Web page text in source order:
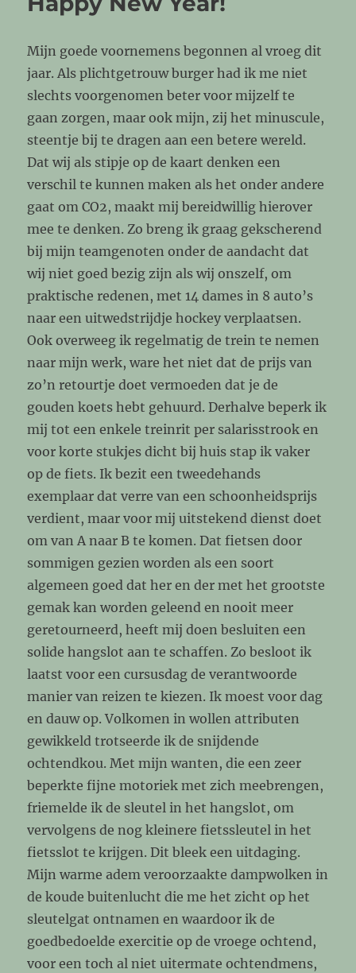
winkels
open……!!
Mijn goede voornemens begonnen al vroeg dit
jaar. Als plichtgetrouw burger had ik me niet
slechts voorgenomen beter voor mijzelf te
gaan zorgen, maar ook mijn, zij het minuscule,
steentje bij te dragen aan een betere wereld.
Dat wij als stipje op de kaart denken een
verschil te kunnen maken als het onder andere
gaat om CO2, maakt mij bereidwillig hierover
mee te denken. Zo breng ik graag gekscherend
bij mijn teamgenoten onder de aandacht dat
wij niet goed bezig zijn als wij onszelf, om
praktische redenen, met 14 dames in 8 auto’s
naar een uitwedstrijdje hockey verplaatsen.
Ook overweeg ik regelmatig de trein te nemen
naar mijn werk, ware het niet dat de prijs van
zo’n retourtje doet vermoeden dat je de
gouden koets hebt gehuurd. Derhalve beperk ik
mij tot een enkele treinrit per salarisstrook en
voor korte stukjes dicht bij huis stap ik vaker
op de fiets. Ik bezit een tweedehands
exemplaar dat verre van een schoonheidsprijs
verdient, maar voor mij uitstekend dienst doet
om van A naar B te komen. Dat fietsen door
sommigen gezien worden als een soort
algemeen goed dat her en der met het grootste
gemak kan worden geleend en nooit meer
geretourneerd, heeft mij doen besluiten een
solide hangslot aan te schaffen. Zo besloot ik
laatst voor een cursusdag de verantwoorde
manier van reizen te kiezen. Ik moest voor dag
en dauw op. Volkomen in wollen attributen
gewikkeld trotseerde ik de snijdende
ochtendkou. Met mijn wanten, die een zeer
beperkte fijne motoriek met zich meebrengen,
friemelde ik de sleutel in het hangslot, om
vervolgens de nog kleinere fietssleutel in het
fietsslot te krijgen. Dit bleek een uitdaging.
Mijn warme adem veroorzaakte dampwolken in
de koude buitenlucht die me het zicht op het
sleutelgat ontnamen en waardoor ik de
goedbedoelde exercitie op de vroege ochtend,
voor een toch al niet uitermate ochtendmens,